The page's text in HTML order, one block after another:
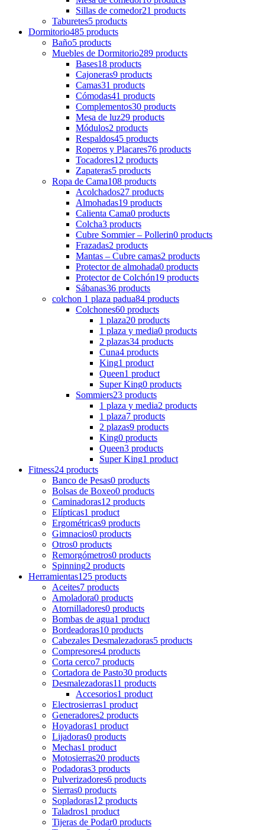
Sillas de comedor21 products
Taburetes5 products
Dormitorio485 products
Baño5 products
Muebles de Dormitorio289 products
Bases18 products
Cajoneras9 products
Camas31 products
Cómodas41 products
Complementos30 products
Mesa de luz29 products
Módulos2 products
Respaldos45 products
Roperos y Placares76 products
Tocadores12 products
Zapateras5 products
Ropa de Cama108 products
Acolchados27 products
Almohadas19 products
Calienta Cama0 products
Colcha3 products
Cubre Sommier – Pollerin0 products
Frazadas2 products
Mantas – Cubre camas2 products
Protector de almohada0 products
Protector de Colchón19 products
Sábanas36 products
colchon 1 plaza padua84 products
Colchones60 products
1 plaza20 products
1 plaza y media0 products
2 plazas34 products
Cuna4 products
King1 product
Queen1 product
Super King0 products
Sommiers23 products
1 plaza y media2 products
1 plaza7 products
2 plazas9 products
King0 products
Queen3 products
Super King1 product
Fitness24 products
Banco de Pesas0 products
Bolsas de Boxeo0 products
Caminadoras12 products
Elípticas1 product
Ergométricas9 products
Gimnacios0 products
Otros0 products
Remorgómetros0 products
Spinning2 products
Herramientas125 products
Aceites7 products
Amoladora0 products
Atornilladores0 products
Bombas de agua1 product
Bordeadoras10 products
Cabezales Desmalezadoras5 products
Compresores4 products
Corta cerco7 products
Cortadora de Pasto30 products
Desmalezadoras11 products
Accesorios1 product
Electrosierras1 product
Generadores2 products
Hoyadoras1 product
Lijadoras0 products
Mechas1 product
Motosierras20 products
Podadoras3 products
Pulverizadores6 products
Sierras0 products
Sopladoras12 products
Taladros1 product
Tijeras de Podar0 products